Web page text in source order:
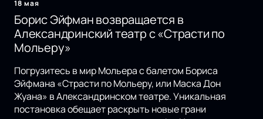
18 мая
Борис Эйфман возвращается в
Александринский театр с «Страсти по
Мольеру»
Погрузитесь в мир Мольера с балетом Бориса
Эйфмана «Страсти по Мольеру, или Маска Дон
Жуана» в Александринском театре. Уникальная
постановка обещает раскрыть новые грани